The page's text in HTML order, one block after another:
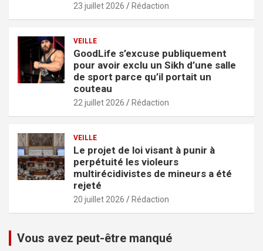
23 juillet 2026 Rédaction
VEILLE
GoodLife s’excuse publiquement
pour avoir exclu un Sikh d’une salle
de sport parce qu’il portait un
couteau
22 juillet 2026 Rédaction
VEILLE
Le projet de loi visant à punir à
perpétuité les violeurs
multirécidivistes de mineurs a été
rejeté
20 juillet 2026 Rédaction
Vous avez peut-être manqué